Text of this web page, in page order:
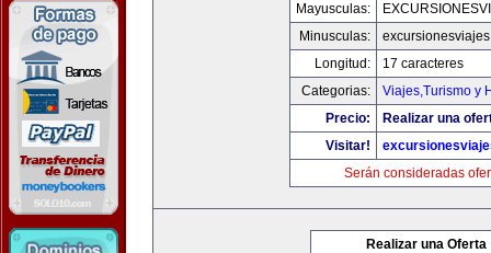
Mayusculas:
Minusculas:
Longitud:
17 caracteres
Categorias:
Viajes,Turismo y
Precio:
Realizar una
Visitar!
Serán consideradas
Realizar una Oferta